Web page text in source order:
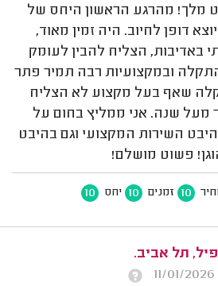
מלך! מהרגע הראשון היחס של
דופן לחיוב. היה זמין מאוד,
באדיבות, הצליח להבין לעומק
ובמקצועיות רבה תמיר פתר
שאף בעל מקצוע לא הצליח
מעל שנה. אני ממליץ בחום על
השירות המקצועי וגם בהיבט
פשוט מושלם!
10 זמנים 10 יחס 10
תל אביב.